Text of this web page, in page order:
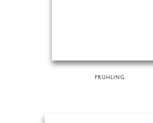
FRÜHLING